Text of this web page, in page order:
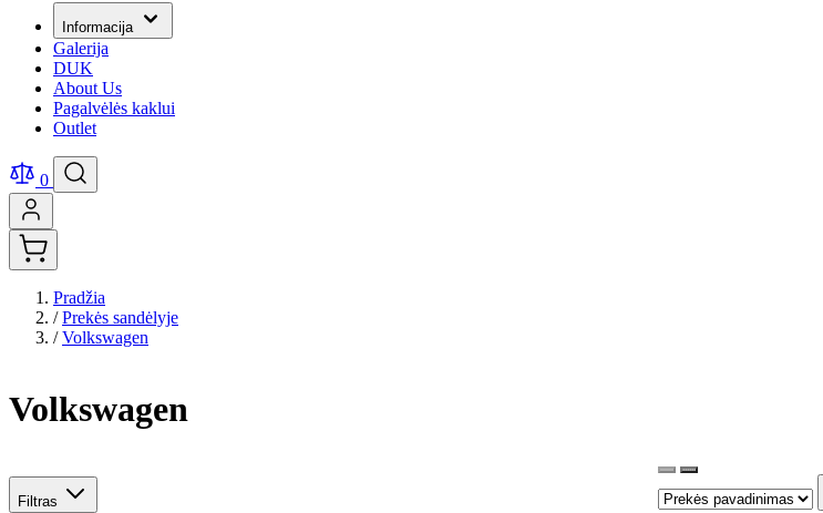
Informacija
Galerija
DUK
About Us
Pagalvėlės kaklui
Outlet
0
Pradžia
/ Prekės sandėlyje
/ Volkswagen
Volkswagen
Filtras